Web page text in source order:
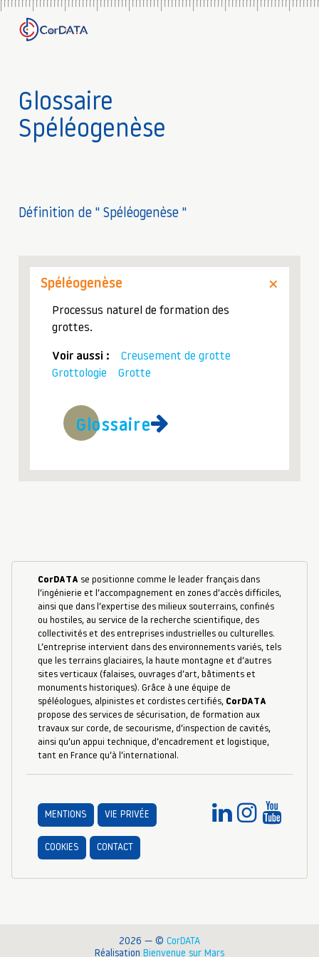
Glossaire
Spéléogenèse
Définition de " Spéléogenèse "
Spéléogenèse
Processus naturel de formation des
grottes.
Voir aussi :
Creusement de grotte
Grottologie
Grotte
Glossaire
CorDATA se positionne comme le leader français dans
l’ingénierie et l’accompagnement en zones d’accès difficiles,
ainsi que dans l’expertise des milieux souterrains, confinés
ou hostiles, au service de la recherche scientifique, des
collectivités et des entreprises industrielles ou culturelles.
L’entreprise intervient dans des environnements variés, tels
que les terrains glaciaires, la haute montagne et d’autres
sites verticaux (falaises, ouvrages d’art, bâtiments et
monuments historiques). Grâce à une équipe de
spéléologues, alpinistes et cordistes certifiés, CorDATA
propose des services de sécurisation, de formation aux
travaux sur corde, de secourisme, d’inspection de cavités,
ainsi qu’un appui technique, d’encadrement et logistique,
tant en France qu’à l’international.
MENTIONS VIE PRIVÉE
COOKIES CONTACT
2026 — © CorDATA
Réalisation Bienvenue sur Mars